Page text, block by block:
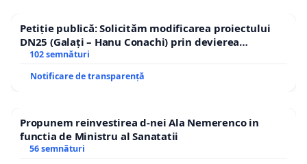
Petiție publică: Solicităm modificarea proiectului
DN25 (Galați – Hanu Conachi) prin devierea
traseului în afara localităților!
102 semnături
Notificare de transparență
Propunem reinvestirea d-nei Ala Nemerenco in
functia de Ministru al Sanatatii
56 semnături